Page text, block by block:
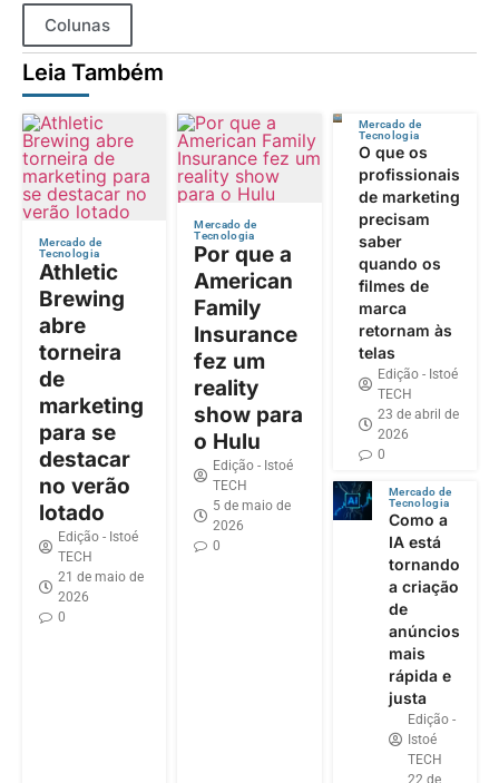
Colunas
Leia Também
Mercado de
Tecnologia
Athletic
Brewing
abre
torneira
de
marketing
para se
destacar
no verão
lotado
Edição - Istoé
TECH
21 de maio de
2026
0
Mercado de
Tecnologia
Por que a
American
Family
Insurance
fez um
reality
show para
o Hulu
Edição - Istoé
TECH
5 de maio de
2026
0
Mercado de
Tecnologia
O que os
profissionais
de marketing
precisam
saber
quando os
filmes de
marca
retornam às
telas
Edição - Istoé
TECH
23 de abril de
2026
0
Mercado de
Tecnologia
Como a
IA está
tornando
a criação
de
anúncios
mais
rápida e
justa
Edição -
Istoé
TECH
22 de